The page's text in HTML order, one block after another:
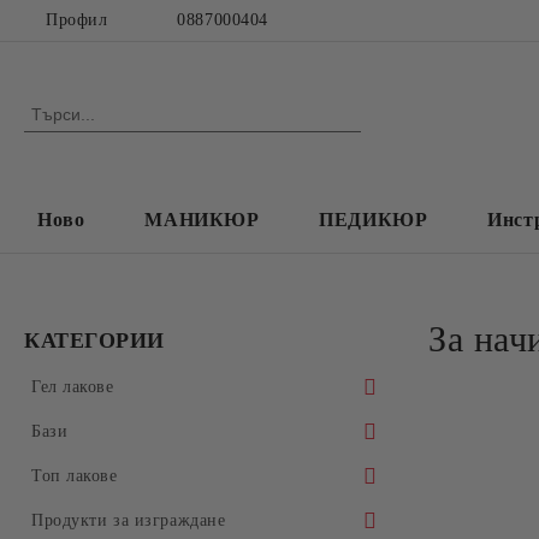
Профил 0887000404
Ново МАНИКЮР ПЕДИКЮР
КАТЕГОРИИ
Гел лакове
Колекция Spectrum 7ml
Колекция Spectrum 14 ml
Колекция Spectrum Shot 5гр.
Бази
Прозрачни Бази за гел лак
Колекции цветни бази
Топ лакове
Прозрачни топ покрития
Продукти за изграждане
За